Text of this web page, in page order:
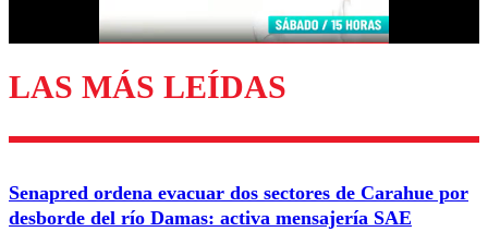
Enviar comentario
LAS MÁS LEÍDAS
Senapred ordena evacuar dos sectores de Carahue por
desborde del río Damas: activa mensajería SAE